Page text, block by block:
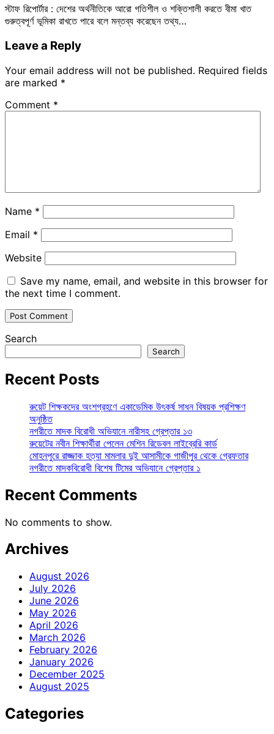
স্টাফ রিপোর্টার : দেশের অর্থনীতিকে আরো গতিশীল ও শক্তিশালী করতে বীমা খাত
গুরুত্বপূর্ণ ভূমিকা রাখতে পারে বলে মন্তব্য করেছেন তথ্য…
Leave a Reply
Your email address will not be published. Required fields
are marked *
Comment *
Name *
Email *
Website
Save my name, email, and website in this browser for
the next time I comment.
Search
Search
Recent Posts
রুয়েট শিক্ষকদের অংশগ্রহণে একাডেমিক উৎকর্ষ সাধন বিষয়ক প্রশিক্ষণ
অনুষ্ঠিত
নগরীতে মাদক বিরোধী অভিযানে নারীসহ গ্রেপ্তার ১৩
রুয়েটের নবীন শিক্ষার্থীরা পেলেন মেশিন রিডেবল লাইব্রেরি কার্ড
মোহনপুরে রাজ্জাক হত্যা মামলার দুই আসামীকে গাজীপুর থেকে গ্রেফতার
নগরীতে মাদকবিরোধী বিশেষ টিমের অভিযানে গ্রেপ্তার ১
Recent Comments
No comments to show.
Archives
August 2026
July 2026
June 2026
May 2026
April 2026
March 2026
February 2026
January 2026
December 2025
August 2025
Categories